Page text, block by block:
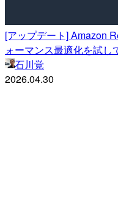
[アップデート] Amazon
ォーマンス最適化を試し
石川覚
2026.04.30